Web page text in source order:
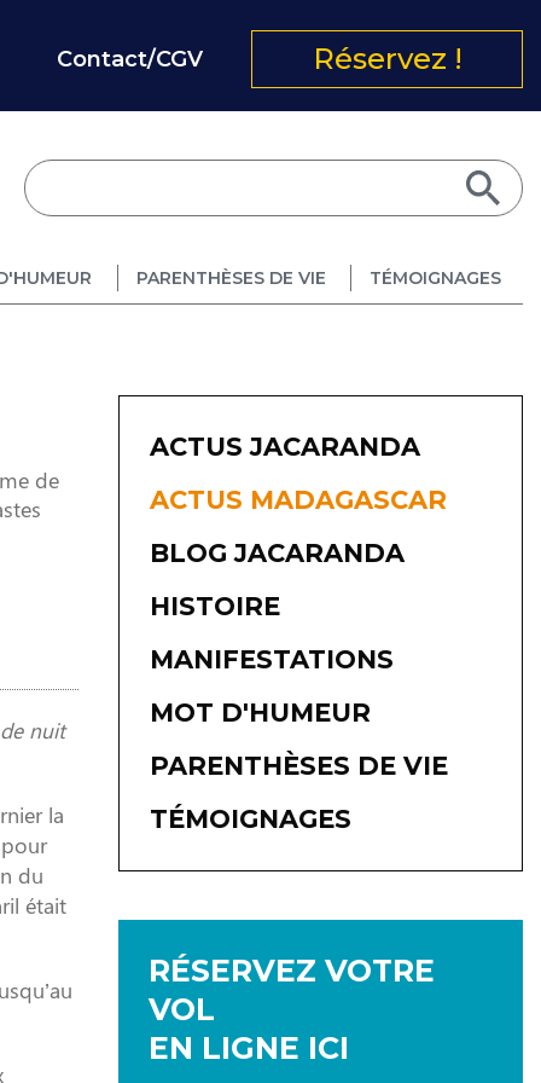
Contact/CGV Réservez !
PARENTHÈSES DE VIE TÉMOIGNAGES
de
nuit
la
du
était
ACTUS JACARANDA
ACTUS MADAGASCAR
BLOG JACARANDA
HISTOIRE
MANIFESTATIONS
MOT D'HUMEUR
PARENTHÈSES DE VIE
TÉMOIGNAGES
RÉSERVEZ VOTRE
VOL
EN LIGNE ICI